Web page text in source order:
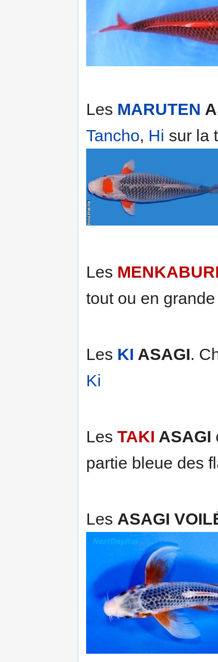
Les MARUTEN
Tancho, Hi sur la
Les
tout ou en
Les KI ASAGI.
Ki
Les TAKI ASAGI
partie bleue des
Les ASAGI